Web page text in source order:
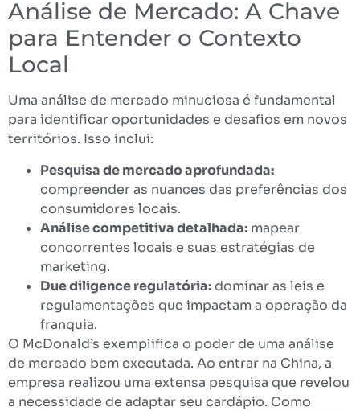
Análise de Mercado: A Chave
para Entender o Contexto
Local
Uma análise de mercado minuciosa é fundamental
para identificar oportunidades e desafios em novos
territórios. Isso inclui:
Pesquisa de mercado aprofundada:
compreender as nuances das preferências dos
consumidores locais.
Análise competitiva detalhada: mapear
concorrentes locais e suas estratégias de
marketing.
Due diligence regulatória:dominar as leis e
regulamentações que impactam a operação da
franquia.
O McDonald’s exemplifica o poder de uma análise
de mercado bem executada. Ao entrar na China, a
empresa realizou uma extensa pesquisa que revelou
a necessidade de adaptar seu cardápio. Como